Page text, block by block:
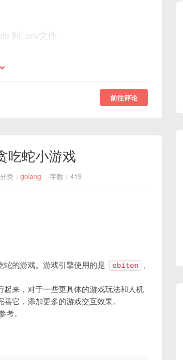
到 .env文件
前往评论
吃蛇小游戏
分类： golang 字数：419
蛇的游戏。游戏引擎使用的是 ebiten
,
来，对于一些更具体的游戏玩法和人机
它，添加更多的游戏交互效果。
考。